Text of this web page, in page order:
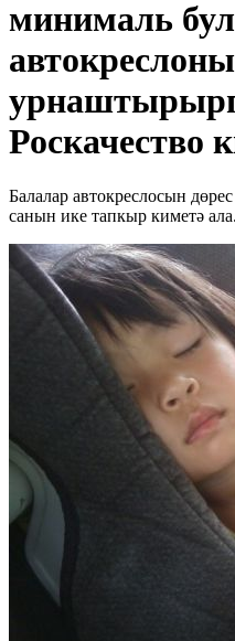
минималь
Роскачество
Балалар автокреслосын
санын ике тапкыр киметә ала.